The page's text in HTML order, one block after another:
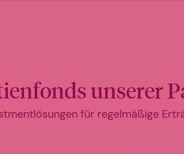
unserer
für regelmäßige